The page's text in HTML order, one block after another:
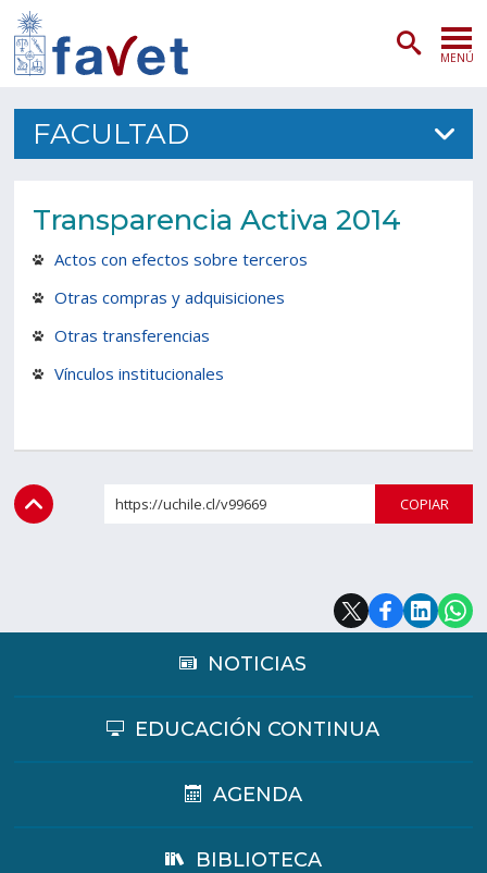
MENÚ
PORTADA
PREGRADO
POSTGRADO
EXTENSIÓN
Funcionarios
FACULTAD
Transparencia Activa 2014
Actos con efectos sobre terceros
Otras compras y adquisiciones
Otras transferencias
Vínculos institucionales
https://uchile.cl/v99669
NOTICIAS
EDUCACIÓN CONTINUA
AGENDA
BIBLIOTECA